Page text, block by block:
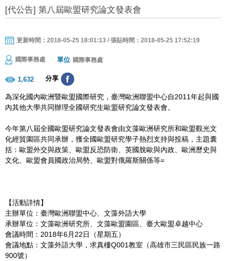
[代公告] 第八屆歐盟研究論文發表會
更新時間：2018-05-25 18:01:13 / 張貼時間：2018-05-25 17:52:19
國際事務處 單位 國際事務處
1,632 分享
為深化國內歐洲暨歐盟國際研究，臺灣歐洲聯盟中心自2011年起與國
內其他大學共同辦理全國研究生歐盟研究論文發表會。
今年第八屆全國歐盟研究論文發表會由文藻歐洲研究所和歐盟觀光文
化經貿園區共同承辦，獲全國歐盟研究學子熱烈支持與投稿，主題囊
括：歐盟外交與政策、歐盟反恐防衛、英國脫歐與內政、歐洲歷史與
文化、歐盟會員國政治局勢、歐盟對俄羅斯關係等=
【活動詳情】
主辦單位：臺灣歐洲聯盟中心、文藻外語大學
承辦單位：文藻歐洲研究所、文藻歐盟園區、臺大歐盟卓越中心
會議時間：2018年6月22日（星期五）
會議地點：文藻外語大學，求真樓Q001教室（高雄市三民區民族一路
900號）